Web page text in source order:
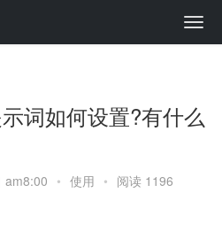
词如何设置?有什么
am8:00 • 使用 • 阅读 1196